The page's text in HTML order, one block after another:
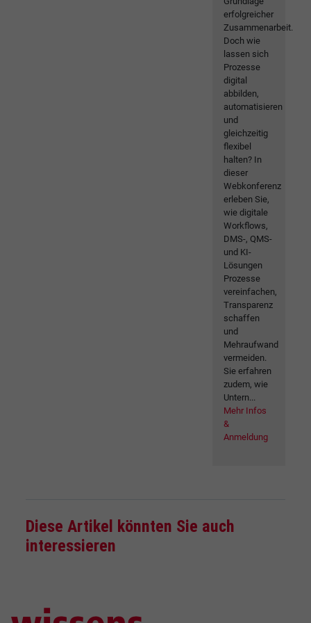
erfolgreicher
Zusammenarbeit.
Doch wie
lassen sich
Prozesse
digital
abbilden,
automatisieren
und
gleichzeitig
flexibel
halten? In
dieser
Webkonferenz
erleben Sie,
wie digitale
Workflows,
DMS-, QMS-
und KI-
Lösungen
Prozesse
vereinfachen,
Transparenz
schaffen
und
Mehraufwand
vermeiden.
Sie erfahren
zudem, wie
Untern...
Mehr Infos
&
Anmeldung
Diese Artikel könnten Sie auch
interessieren